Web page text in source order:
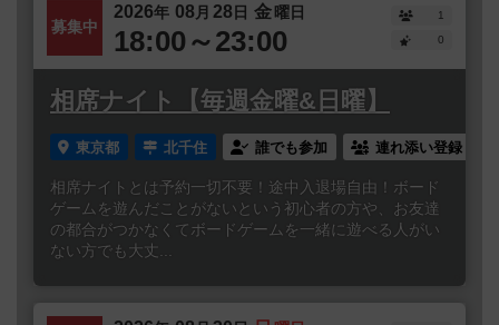
募集中
2026年 08 月 28日 金曜日
18:00～23:00
1
0
相席ナイト【毎週金曜&日曜】
東京都 北千住 誰でも参加 連れ添い登録
相席ナイトとは予約一切不要！途中入退場自由！ボード
ゲームを遊んだことがないという初心者の方や、お友達
の都合がつかなくてボードゲームを一緒に遊べる人がい
ない方でも大丈...